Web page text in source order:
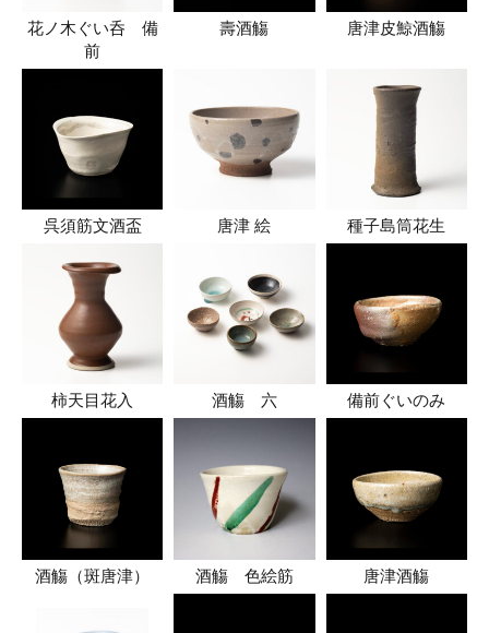
花ノ木ぐい呑 備
前
壽酒觴 唐津皮鯨酒觴
呉須筋文酒盃 唐津 絵 種子島筒花生
柿天目花入 酒觴 六 備前ぐいのみ
酒觴（斑唐津） 酒觴 色絵筋 唐津酒觴